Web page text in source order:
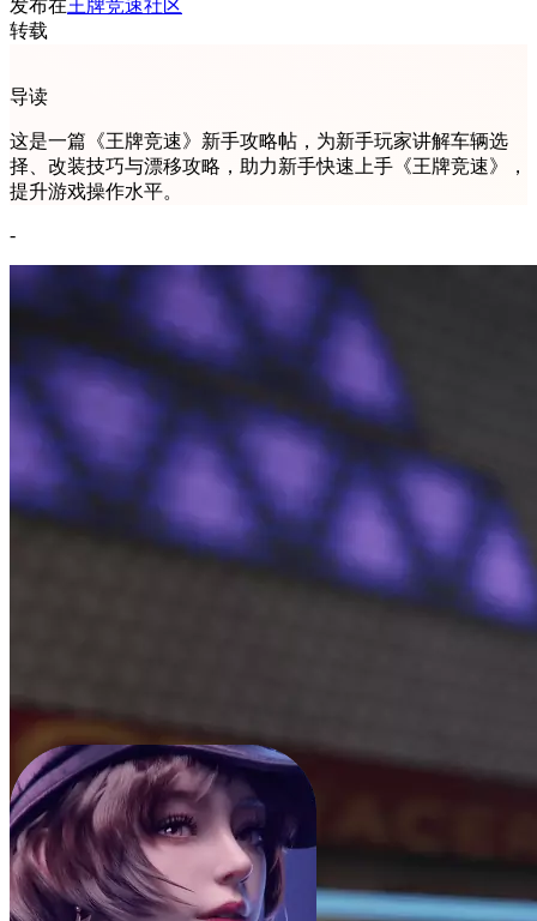
发布在王牌竞速社区
转载
导读
这是一篇《王牌竞速》新手攻略帖，为新手玩家讲解车辆选
择、改装技巧与漂移攻略，助力新手快速上手《王牌竞速》，
提升游戏操作水平。
-